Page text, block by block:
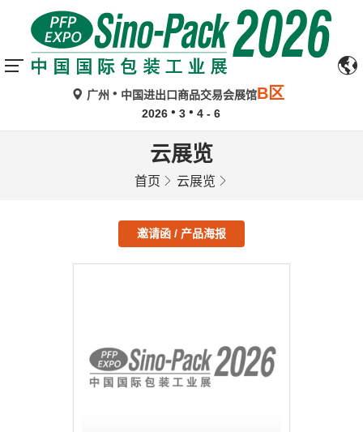
广州 中国进出口商品交易会展馆B区
2026 3 4 - 6
云展览
首页 云展览
邀请函 / 产品海报